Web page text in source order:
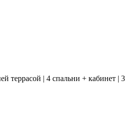
террасой | 4 спальни + кабинет | 3